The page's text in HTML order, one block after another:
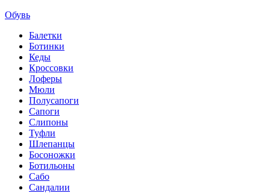
Обувь
Балетки
Ботинки
Кеды
Кроссовки
Лоферы
Мюли
Полусапоги
Сапоги
Слипоны
Туфли
Шлепанцы
Босоножки
Ботильоны
Сабо
Сандалии